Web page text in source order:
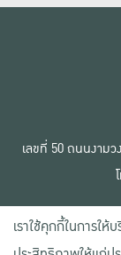
เลขที่ 50 ถนนงาม
เราใช้คุกกี้ในการใ